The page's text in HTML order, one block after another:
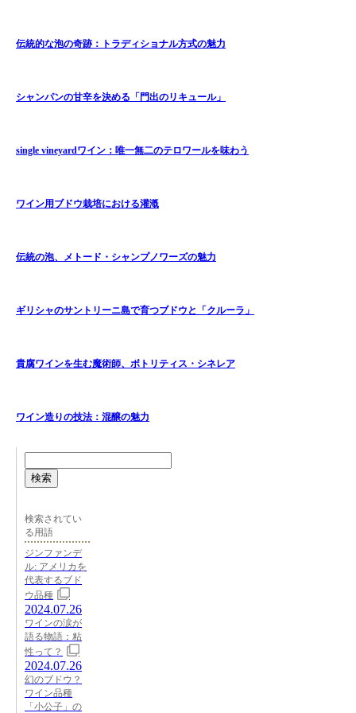
伝統的な泡の奇跡：トラディショナル方式の魅力
シャンパンの甘辛を決める「門出のリキュール」
single vineyardワイン：唯一無二のテロワールを味わう
ワイン用ブドウ栽培における灌漑
伝統の泡、メトード・シャンプノワーズの魅力
ギリシャのサントリーニ島で育つブドウと「クルーラ」
貴腐ワインを生む魔術師、ボトリティス・シネレア
ワイン造りの技法：混醸の魅力
検索
検索されてい
る用語
ジンファンデ
ル: アメリカを
代表するブド
ウ品種
2024.07.26
ワインの涙が
語る物語：粘
性って？
2024.07.26
幻のブドウ？
ワイン品種
「小公子」の